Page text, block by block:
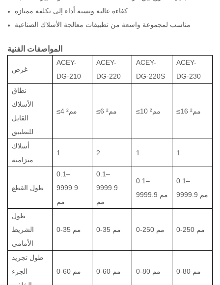
كفاءة عالية ونسبة أداء إلى تكلفة ممتازة
مناسب لمجموعة واسعة من تطبيقات معالجة الأسلاك الصناعية
المواصفات الفنية
غرض
ACEY-
DG-210
ACEY-
DG-220
ACEY-
DG-220S
ACEY-
DG-230
نطاق
الأسلاك
القابل
للتطبيق
≤4 مم² ≤6 مم² ≤10 مم² ≤16 مم²
أسلاك
متزامنة
1 2 1 1
طول القطع
0.1–
9999.9
مم
0.1–
9999.9
مم
0.1–
9999.9 مم
0.1–
9999.9 مم
طول
الشريط
الأمامي
0-35 مم 0-35 مم 0-250 مم 0-250 مم
طول تجريد
الجزء
0-60 مم 0-60 مم 0-80 مم 0-80 مم